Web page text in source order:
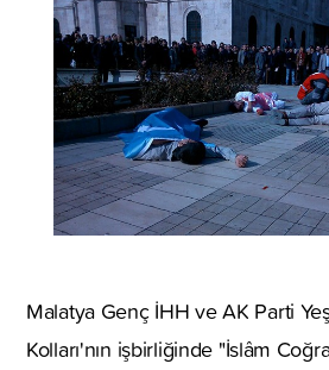
Malatya Genç İHH ve AK Parti
Kolları'nın işbirliğinde "İslâm